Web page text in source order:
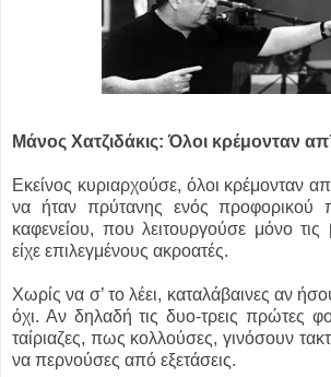
Μάνος Χατζιδάκις: Όλοι κρέμονταν
Εκείνος κυριαρχούσε, όλοι κρέμονταν
να ήταν πρύτανης ενός προφορικού
καφενείου, που λειτουργούσε μόνο τις
είχε επιλεγμένους ακροατές.
Χωρίς να σ’ το λέει, καταλάβαινες αν
όχι. Αν δηλαδή τις δυο-τρεις πρώτες
ταίριαζες, πως κολλούσες, γινόσουν
να περνούσες από εξετάσεις.